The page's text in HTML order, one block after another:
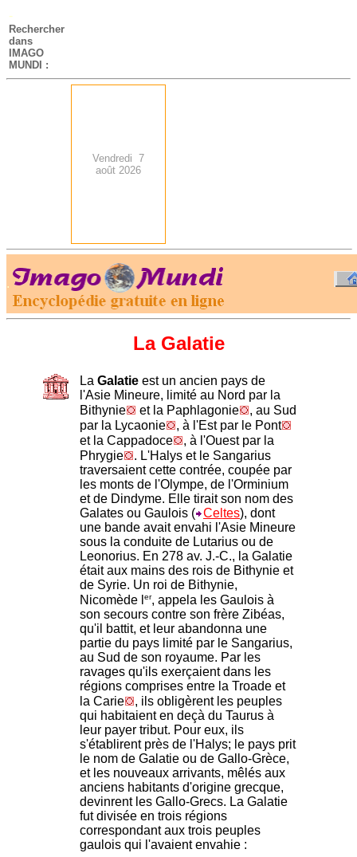
-
Rechercher
dans
IMAGO
MUNDI :
Vendredi 7
août 2026
.
La Galatie
La Galatie est un ancien pays de
l'Asie Mineure, limité au Nord par la
Bithynie
et la Paphlagonie
, au Sud
par la Lycaonie
, à l'Est par le Pont
et la Cappadoce
, à l'Ouest par la
Phrygie
. L'Halys et le Sangarius
traversaient cette contrée, coupée par
les monts de l'Olympe, de l'Orminium
et de Dindyme. Elle tirait son nom des
Galates ou Gaulois ( Celtes), dont
une bande avait envahi l'Asie Mineure
sous la conduite de Lutarius ou de
Leonorius. En 278 av. J.-C., la Galatie
était aux mains des rois de Bithynie et
de Syrie. Un roi de Bithynie,
Nicomède l
er, appela les Gaulois à
son secours contre son frère Zibéas,
qu'il battit, et leur abandonna une
partie du pays limité par le Sangarius,
au Sud de son royaume. Par les
ravages qu'ils exerçaient dans les
régions comprises entre la Troade et
la Carie
, ils obligèrent les peuples
qui habitaient en deçà du Taurus à
leur payer tribut. Pour eux, ils
s'établirent près de l'Halys; le pays prit
le nom de Galatie ou de Gallo-Grèce,
et les nouveaux arrivants, mêlés aux
anciens habitants d'origine grecque,
devinrent les Gallo-Grecs. La Galatie
fut divisée en trois régions
correspondant aux trois peuples
gaulois qui l'avaient envahie :